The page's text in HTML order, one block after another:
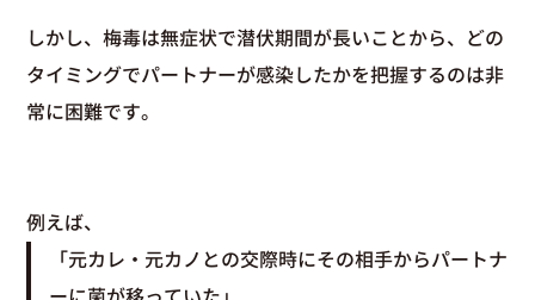
しかし、梅毒は無症状で潜伏期間が長いことから、どの
タイミングでパートナーが感染したかを把握するのは非
常に困難です。
例えば、
「元カレ・元カノとの交際時にその相手からパートナ